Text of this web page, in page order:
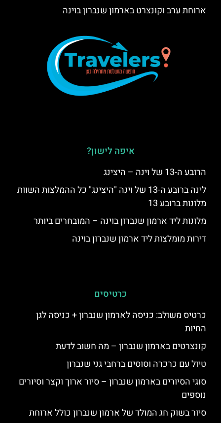
ארוחת ערב וקונצרט בארמון שנברון בוינה
איפה לישון?
הרובע ה-13 של וינה – היצינג
לינה ברובע ה-13 של וינה "היצינג" כל ההמלצות השוות
מלונות ברובע 13
מלונות ליד ארמון שנברון בוינה – המובחרים ביותר
דירות מומלצות ליד ארמון שנברון בוינה
כרטיסים
כרטיס משולב: כניסה לארמון שנברון + כניסה לגן
החיות
קונצרטים בארמון שנברון – מה חשוב לדעת
טיול עם כרכרה וסוסים ברחבי גני שנברון
סוגי הסיורים בארמון שנברון – סיור ארוך וקצר וסיורים
נוספים
סיור בשוק חג המולד של ארמון שנברון כולל ארוחת